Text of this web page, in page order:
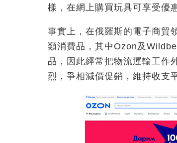
樣，在網上購買玩具可享受優
事實上，在俄羅斯的電子商貿
類消費品，其中Ozon及
品，因此經常把物流運輸工作
烈，爭相減價促銷，維持收支